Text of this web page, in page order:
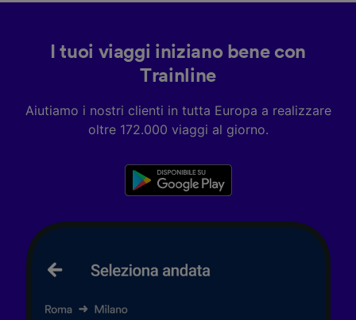
I tuoi viaggi iniziano bene con
Trainline
Aiutiamo i nostri clienti in tutta Europa a realizzare
oltre 172.000 viaggi al giorno.